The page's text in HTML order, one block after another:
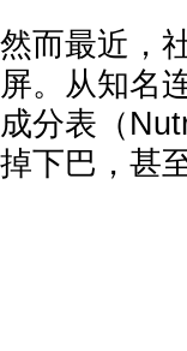
然而最近，
屏。从知名
成分表（
掉下巴，甚